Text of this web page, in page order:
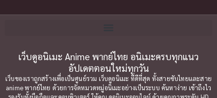
เว็บดูอนิเมะ Anime พากย์ไทย อนิเมะครบทุกแนว
อัปเดตตอนใหม่ทุกวัน
เว็บของเราถูกสร้างเพื่อเป็นศูนย์รวม เว็บดูอนิเมะ ที่ดีที่สุด ทั้งสายซับไทยและสาย
anime พากย์ไทย ด้วยการจัดหมวดหมู่อนิเมะอย่างเป็นระบบ ค้นหาง่าย เข้าถึงไว